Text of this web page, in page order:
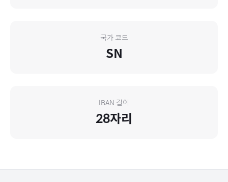
국가 코드
SN
IBAN 길이
28자리